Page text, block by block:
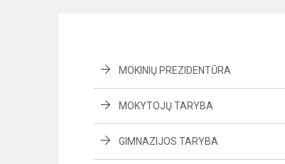
MOKINIŲ PREZIDENTŪRA
MOKYTOJŲ TARYBA
GIMNAZIJOS TARYBA